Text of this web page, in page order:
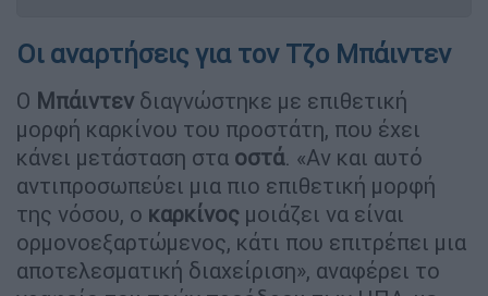
Οι αναρτήσεις για τον Τζο Μπάιντεν
Ο Μπάιντεν διαγνώστηκε με επιθετική
μορφή καρκίνου του προστάτη, που έχει
κάνει μετάσταση στα οστά. «Αν και αυτό
αντιπροσωπεύει μια πιο επιθετική μορφή
της νόσου, ο καρκίνος μοιάζει να είναι
ορμονοεξαρτώμενος, κάτι που επιτρέπει μια
αποτελεσματική διαχείριση», αναφέρει το